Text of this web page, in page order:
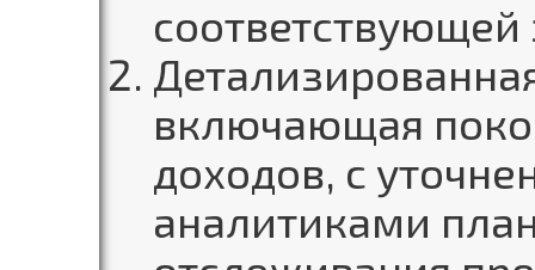
включающая
доходов, с
аналитиками